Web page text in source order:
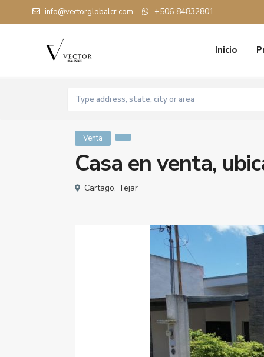
info@vectorglobalcr.com +506 84832801
Inicio
Venta
Casa en venta,
Cartago, Tejar